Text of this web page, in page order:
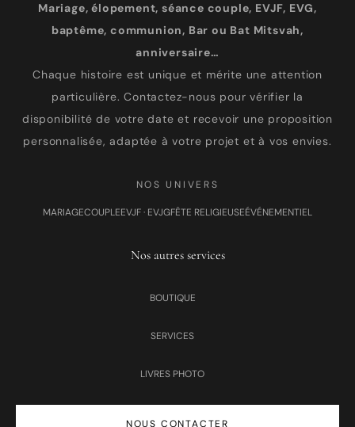
Mariage, élopement, séance couple, EVJF, EVG,
baptême, communion, Bar ou Bat Mitsvah,
anniversaire…
Chaque histoire est unique et mérite une attention
particulière. Contactez-nous pour vérifier la
disponibilité de votre date et recevoir une proposition
personnalisée, adaptée à votre projet et à vos envies.
NOS UNIVERS
MARIAGECOUPLEEVJF · EVJGFÊTE RELIGIEUSEÉVÉNEMENTIEL
Nos autres services
BOUTIQUE
SERVICES
LIVRES PHOTO
NOUS CONTACTER